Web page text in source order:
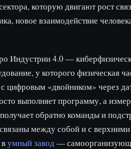
которую двигают рост
новое взаимодействие
Индустрии 4.0 —
у которого физическая
цифровым «двойником» через
выполняет программу, а
обратно команды и
между собой и с
умный завод—